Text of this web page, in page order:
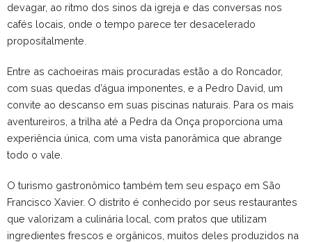
devagar, ao ritmo dos sinos da igreja e das conversas nos
cafés locais, onde o tempo parece ter desacelerado
propositalmente.
Entre as cachoeiras mais procuradas estão a do Roncador,
com suas quedas d’água imponentes, e a Pedro David, um
convite ao descanso em suas piscinas naturais. Para os mais
aventureiros, a trilha até a Pedra da Onça proporciona uma
experiência única, com uma vista panorâmica que abrange
todo o vale.
O turismo gastronômico também tem seu espaço em São
Francisco Xavier. O distrito é conhecido por seus restaurantes
que valorizam a culinária local, com pratos que utilizam
ingredientes frescos e orgânicos, muitos deles produzidos na